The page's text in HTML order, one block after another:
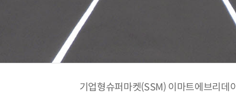
기업형슈퍼마켓(SSM) 이마트에브리데이